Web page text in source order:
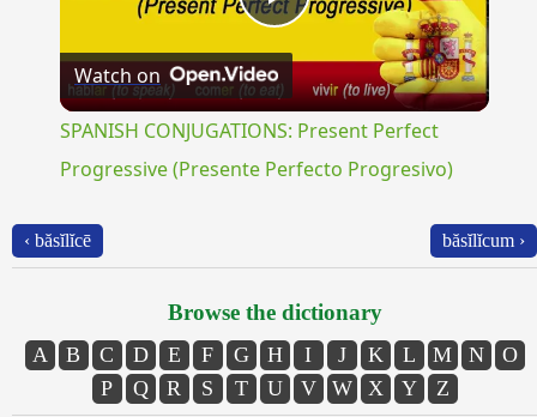
Play
Video
Watch on
SPANISH CONJUGATIONS: Present Perfect
Progressive (Presente Perfecto Progresivo)
‹ băsĭlĭcē băsĭlĭcum ›
Browse the dictionary
A B C D E F G H I J K L M N
O
P
Q R S T U V W X Y Z